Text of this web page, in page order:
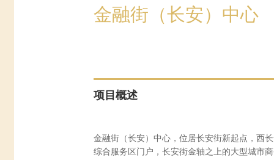
金融街（长安）中心
项目概述
金融街（长安）中心，位居长安街新起点，西
综合服务区门户，长安街金轴之上的大型城市